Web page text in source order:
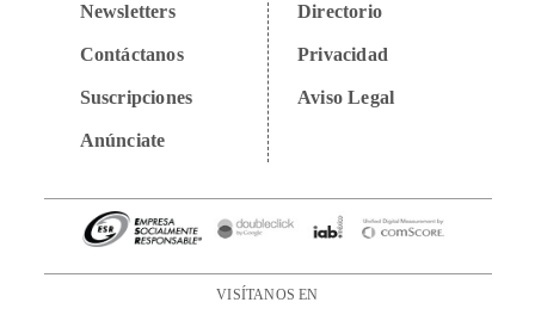
Newsletters
Contáctanos
Suscripciones
Anúnciate
Directorio
Privacidad
Aviso Legal
VISÍTANOS EN